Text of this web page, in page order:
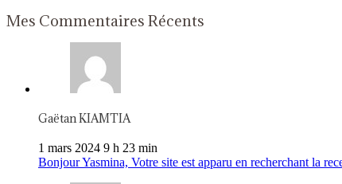
Mes Commentaires Récents
Gaëtan KIAMTIA
1 mars 2024 9 h 23 min
Bonjour Yasmina, Votre site est apparu en recherchant la